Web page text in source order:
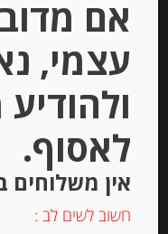
Out of
אם
עצמי,
לאסוף.
אין משלוחים
חשוב לשים לב :